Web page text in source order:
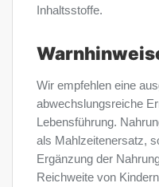
Inhaltsstoffe.
Wir empfehlen eine
abwechslungsreiche
Lebensführung.
als Mahlzeitenersatz,
Ergänzung der
Reichweite von